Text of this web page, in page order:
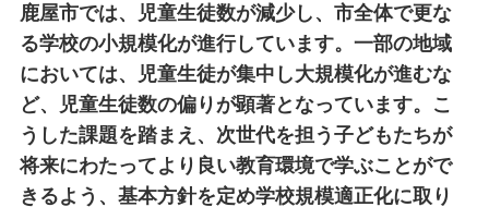
鹿屋市では、児童生徒数が減少し、市全体で更な
る学校の小規模化が進行しています。一部の地域
においては、児童生徒が集中し大規模化が進むな
ど、児童生徒数の偏りが顕著となっています。こ
うした課題を踏まえ、次世代を担う子どもたちが
将来にわたってより良い教育環境で学ぶことがで
きるよう、基本方針を定め学校規模適正化に取り